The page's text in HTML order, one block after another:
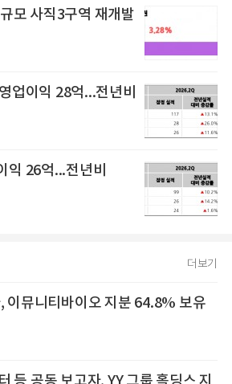
모 사직3구역 재개발
업이익 28억...전년비
익 26억...전년비
더보기
이뮤니티바이오 지분 64.8% 보유